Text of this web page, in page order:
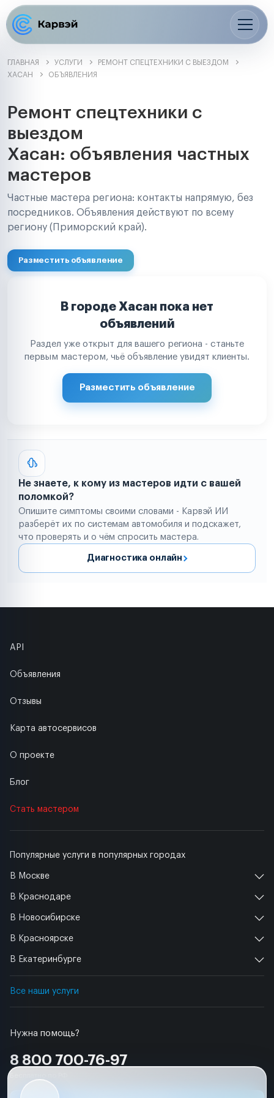
ГЛАВНАЯ УСЛУГИ
РЕМОНТ СПЕЦТЕХНИКИ С ВЫЕЗДОМ
ХАСАН
ОБЪЯВЛЕНИЯ
Ремонт спецтехники с
выездом
Хасан: объявления частных
мастеров
Частные мастера региона: контакты напрямую, без
посредников. Объявления действуют по всему
региону (Приморский край).
Разместить объявление
В городе Хасан пока нет
объявлений
Раздел уже открыт для вашего региона - станьте
первым мастером, чьё объявление увидят клиенты.
Разместить объявление
Не знаете, к кому из мастеров идти с вашей
поломкой?
Опишите симптомы своими словами - Карвэй ИИ
разберёт их по системам автомобиля и подскажет,
что проверять и о чём спросить мастера.
Диагностика онлайн
Нужна помощь?
8 800 700-76-97
Популярные услуги в популярных городах
В Москве
В Краснодаре
В Новосибирске
В Красноярске
В Екатеринбурге
Все наши услуги
API
Объявления
Отзывы
Карта автосервисов
О проекте
Блог
Стать мастером